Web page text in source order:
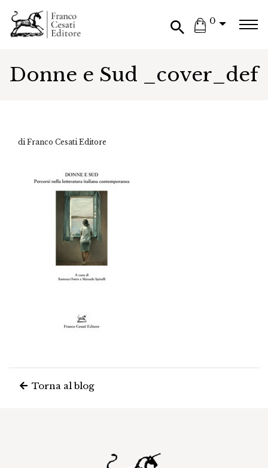
0
Donne e Sud _cover_def
di Franco Cesati Editore
Torna al blog